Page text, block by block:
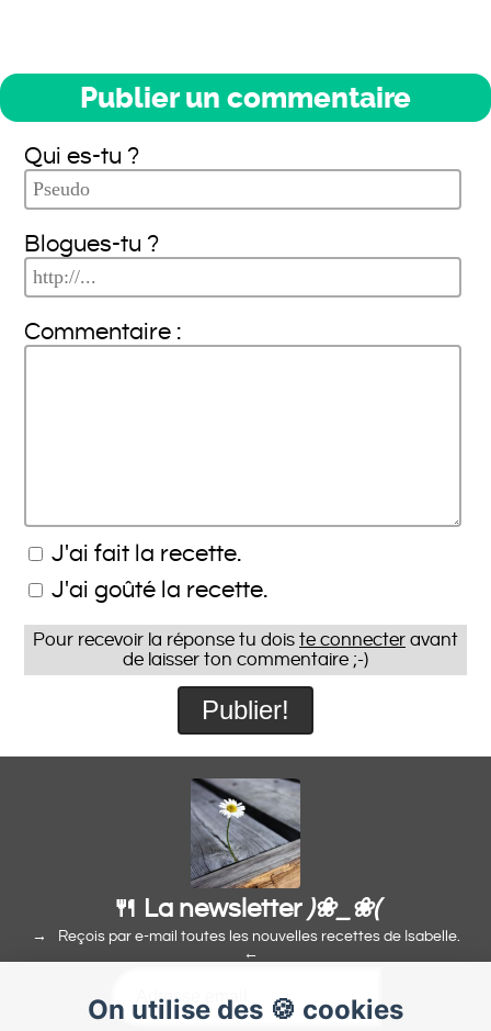
Publier un commentaire
Qui es-tu ?
Blogues-tu ?
Commentaire :
J'ai fait la recette.
J'ai goûté la recette.
Pour recevoir la réponse tu dois te connecter avant
de laisser ton commentaire ;-)
On utilise des 🍪 cookies
🍴 La newsletter)❀_❀(
Reçois par e-mail toutes les nouvelles recettes de Isabelle.